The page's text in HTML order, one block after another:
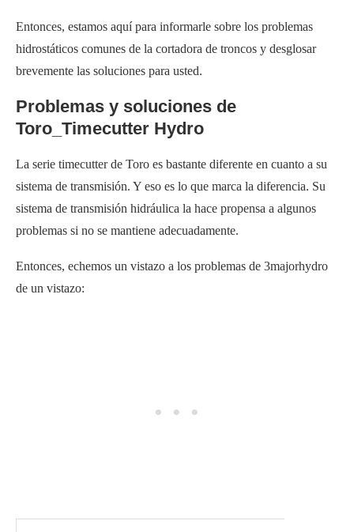
Entonces, estamos aquí para informarle sobre los problemas
hidrostáticos comunes de la cortadora de troncos y desglosar
brevemente las soluciones para usted.
Problemas y soluciones de
Toro_Timecutter Hydro
La serie timecutter de Toro es bastante diferente en cuanto a su
sistema de transmisión. Y eso es lo que marca la diferencia. Su
sistema de transmisión hidráulica la hace propensa a algunos
problemas si no se mantiene adecuadamente.
Entonces, echemos un vistazo a los problemas de 3majorhydro
de un vistazo: